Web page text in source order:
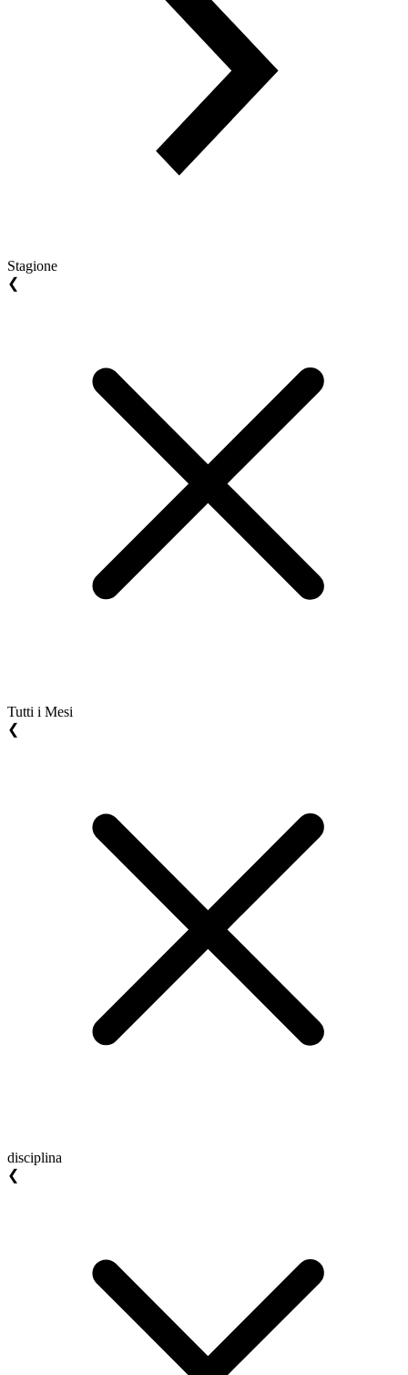
Stagione
❮
Tutti i Mesi
❮
disciplina
❮